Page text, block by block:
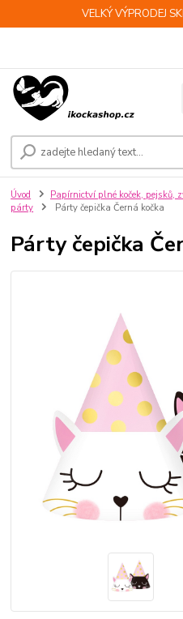
VELKÝ VÝPRODEJ
Úvod Papírnictví plné koček, pejsků,
párty
Párty čepička Černá kočka
Párty čepička